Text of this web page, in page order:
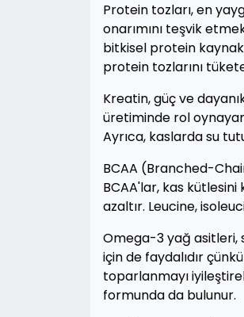
Protein tozları, en
onarımını teşvik
bitkisel protein
protein tozlarını
Kreatin, güç ve
üretiminde rol
Ayrıca, kaslarda su
BCAA (Branched-
BCAA'lar, kas kütlesini
azaltır. Leucine,
Omega-3 yağ asitleri,
için de faydalıdır
toparlanmayı
formunda da bulunur.